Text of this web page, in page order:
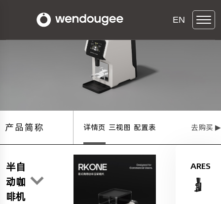
EN
产品简称 详情页 三视图 配置表 去购买 ▶
半自
动咖
啡机
ARES